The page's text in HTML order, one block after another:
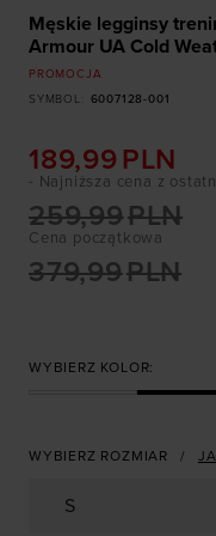
Męskie legginsy
Armour UA Cold
PROMOCJA
SYMBOL
6007128-001
189,99 PLN
Cena początkowa
379,99PLN
259,99PLN
- Najniższa cena z
WYBIERZ KOLOR:
WYBIERZ ROZMIAR
S